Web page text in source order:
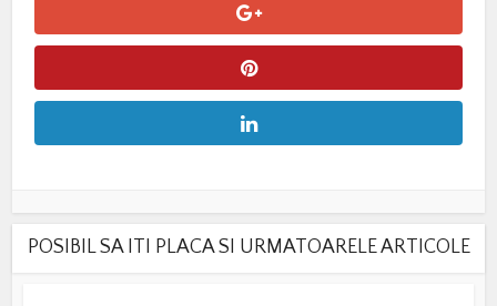
POSIBIL SA ITI PLACA SI URMATOARELE ARTICOLE